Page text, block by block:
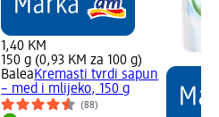
1,40 KM
150 g (0,93 KM za 100 g)
BaleaKremasti tvrdi sapun
– med i mlijeko, 150 g
(88)